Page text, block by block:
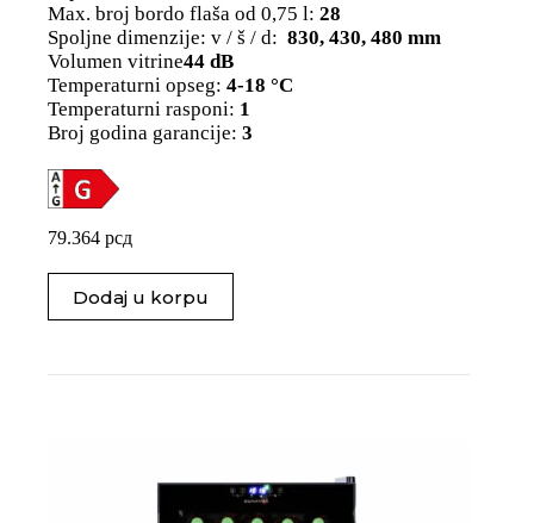
Max. broj bordo flaša od 0,75 l: 28
Spoljne dimenzije: v / š / d: 830, 430, 480 mm
Volumen vitrine44 dB
Temperaturni opseg: 4-18 °C
Temperaturni rasponi: 1
Broj godina garancije: 3
79.364 рсд
Dodaj u korpu